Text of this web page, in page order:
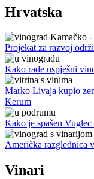
Hrvatska
Projekat za razvoj
Kako rade uspješni
Marko Livaja kupio
Kerum
Kako je spašen Vuglec
Američka razglednica
Vinari